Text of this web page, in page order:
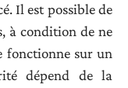
Il est possible de
à condition de ne
fonctionne sur un
dépend de la